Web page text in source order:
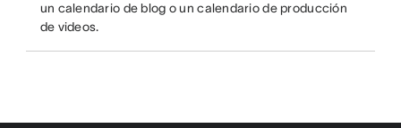
un calendario de blog o un calendario de producción
de videos.